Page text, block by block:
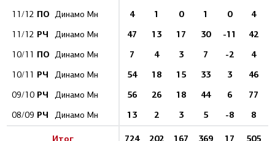
11/12 ПО Динамо Мн 4 1 0 1 0 4
11/12 РЧ Динамо Мн 47 13 17 30 -11 42
10/11 ПО Динамо Мн 7 4 3 7 -2 4
10/11 РЧ Динамо Мн 54 18 15 33 3 46
09/10 РЧ Динамо Мн 56 26 18 44 6 77
08/09 РЧ Динамо Мн 13 2 3 5 -8 8
Итог 724 202 167 369 17 505